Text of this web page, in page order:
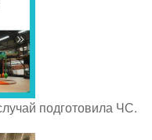
подготовила ЧС.